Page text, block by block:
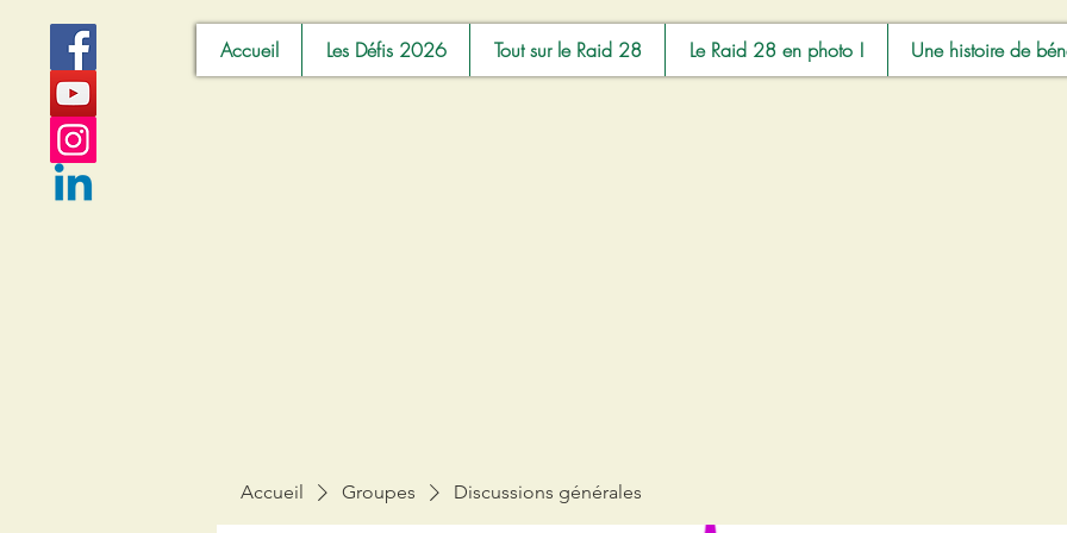
Accueil Les Défis 2026 Tout sur le Raid 28 Le Raid 28 en photo ! Une histoire de
Accueil Groupes Discussions générales